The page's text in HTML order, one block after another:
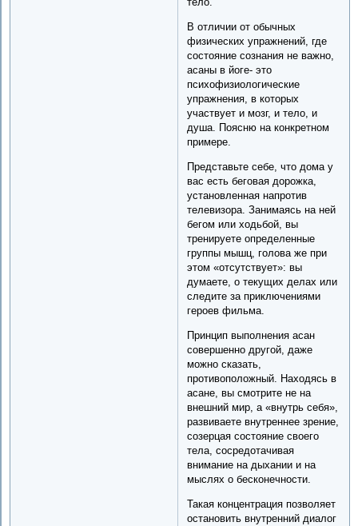
В отличии от обычных
физических упражнений, где
состояние сознания не важно,
асаны в йоге- это
психофизиологические
упражнения, в которых
участвует и мозг, и тело, и
душа. Поясню на конкретном
примере.
Представьте себе, что дома у
вас есть беговая дорожка,
установленная напротив
телевизора. Занимаясь на ней
бегом или ходьбой, вы
тренируете определенные
группы мышц, голова же при
этом «отсутствует»: вы
думаете, о текущих делах или
следите за приключениями
героев фильма.
Принцип выполнения асан
совершенно другой, даже
можно сказать,
противоположный. Находясь в
асане, вы смотрите не на
внешний мир, а «внутрь себя»,
развиваете внутреннее зрение,
созерцая состояние своего
тела, сосредотачивая
внимание на дыхании и на
мыслях о бесконечности.
Такая концентрация позволяет
остановить внутренний диалог